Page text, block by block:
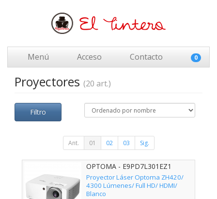
Menú Acceso Contacto 0
Proyectores (20 art.)
Filtro
Ant. 01 02 03 Sig.
OPTOMA - E9PD7L301EZ1
Proyector Láser Optoma ZH420/
4300 Lúmenes/ Full HD/ HDMI/
Blanco